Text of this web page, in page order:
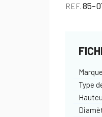
REF.85-
Marque
Type